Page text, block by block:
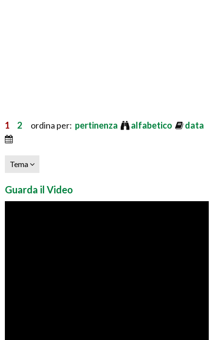
1 2 ordina per: pertinenza alfabetico data
Tema
Guarda il Video